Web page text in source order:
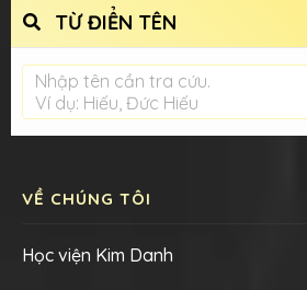
TỪ ĐIỂN TÊN
Nhập tên cần tra cứu.
Ví dụ: Hiếu, Đức Hiếu
VỀ CHÚNG TÔI
Học viện Kim Danh